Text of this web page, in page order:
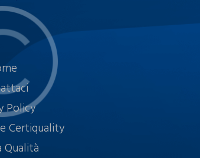
Policy
Certiquality
Qualità